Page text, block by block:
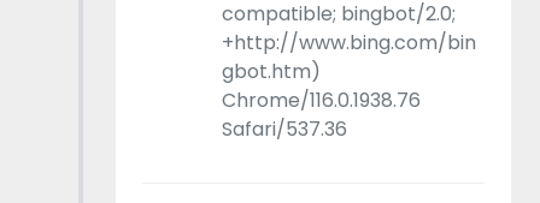
compatible; bingbot/2.0;
+http://www.bing.com/bin
gbot.htm)
Chrome/116.0.1938.76
Safari/537.36